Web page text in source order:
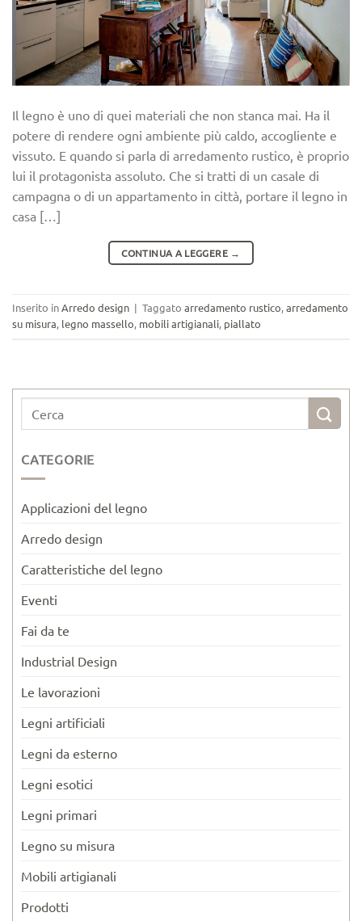
Il legno è uno di quei materiali che non stanca mai. Ha il
potere di rendere ogni ambiente più caldo, accogliente e
vissuto. E quando si parla di arredamento rustico, è proprio
lui il protagonista assoluto. Che si tratti di un casale di
campagna o di un appartamento in città, portare il legno in
casa […]
CONTINUA A LEGGERE →
Inserito inArredo design | Taggato arredamento rustico,arredamento
su misura, legno massello, mobili artigianali, piallato
CATEGORIE
Applicazioni del legno
Arredo design
Caratteristiche del legno
Eventi
Fai da te
Industrial Design
Le lavorazioni
Legni artificiali
Legni da esterno
Legni esotici
Legni primari
Legno su misura
Mobili artigianali
Prodotti